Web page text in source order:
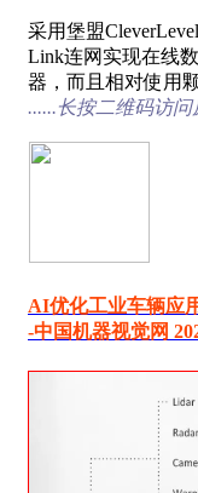
采用堡盟
Link连网实现在线
器，而且相对使用
......长按二维码访问
AI优化工业车辆应
-中国机器视觉网